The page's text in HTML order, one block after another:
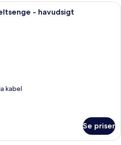
Et hotelværelse med to senge, et
- havudsigt
kabel
Se priser